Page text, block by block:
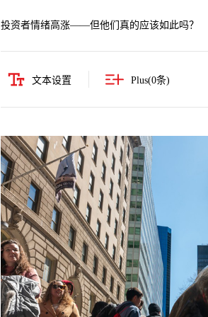
投资者情绪高涨——但他们真的应该如此吗？
文本设置 Plus(0条)